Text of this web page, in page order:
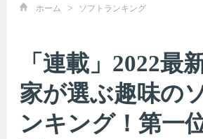
ホーム > ソフトランキング
「連載」2022最
家が選ぶ趣味の
ンキング！第一